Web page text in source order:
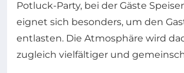
Potluck-Party, bei der Gäste
eignet sich besonders, um den
entlasten. Die Atmosphäre wird
zugleich vielfältiger und